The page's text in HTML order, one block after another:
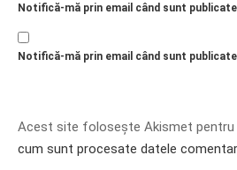
Notifică-mă prin email când sunt
Notifică-mă prin email când sunt
Acest site folosește Akismet pentru
cum sunt procesate datele